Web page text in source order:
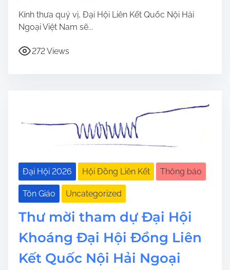
Kính thưa quý vị, Đại Hội Liên Kết Quốc Nội Hải
Ngoại Việt Nam sẽ...
272 Views
Đại Hội 2026 Hội Đồng Liên Kết Thông báo
Tôn Giáo Uncategorized
Thư mời tham dự Đại Hội
Khoáng Đại Hội Đồng Liên
Kết Quốc Nội Hải Ngoại